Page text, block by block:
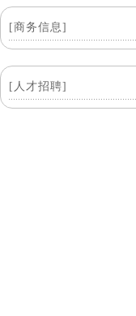
[商务信息]
[人才招聘]